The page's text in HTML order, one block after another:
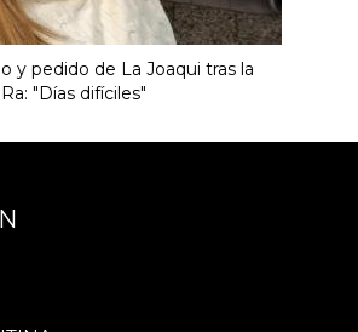
y pedido de La Joaqui tras la
"Días difíciles"